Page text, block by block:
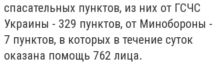
спасательных пунктов, из них от ГСЧС
Украины - 329 пунктов, от Минобороны -
7 пунктов, в которых в течение суток
оказана помощь 762 лица.